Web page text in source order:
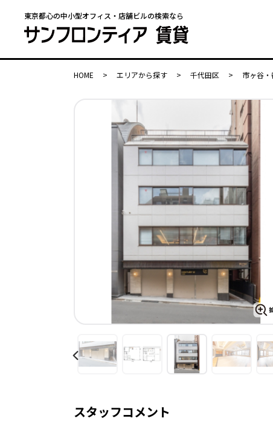
東京都心の中小型オフィス・店舗ビルの検索なら
HOME > エリアから探す > 千代田区 > 市ヶ谷
スタッフコメント